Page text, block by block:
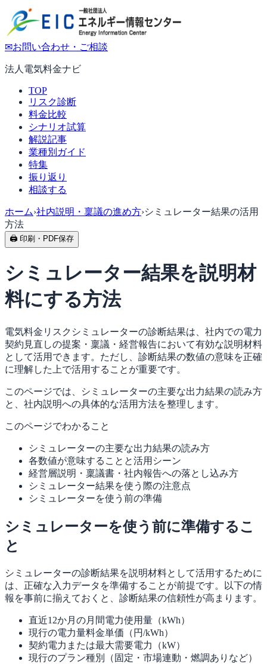
✉お問い合わせ・ご相談
法人電気料金ナビ
TOP
リスク診断
料金比較
シナリオ試算
解説記事
業種別ガイド
特集
振り返り
相談する
ホーム›社内説明・稟議の進め方›シミュレーター結果の活用
方法
🖨 印刷・PDF保存
シミュレーター結果を説明材
料にする方法
電気料金リスクシミュレーターの診断結果は、社内での電力
契約見直しの提案・稟議・経営報告において有効な説明材料
として活用できます。ただし、診断結果の数値の意味を正確
に理解した上で活用することが重要です。
このページでは、シミュレーターの主要な出力結果の読み方
と、社内説明への具体的な活用方法を整理します。
このページでわかること
シミュレーターの主要な出力結果の読み方
各数値が意味することと活用シーン
経営層説明・稟議書・社内報告への落とし込み方
シミュレーター結果を使う際の注意点
シミュレーターを使う前の準備
シミュレーターを使う前に準備するこ
と
シミュレーターの診断結果を説明材料として活用するために
は、正確な入力データを準備することが前提です。以下の情
報を事前に揃えておくと、診断結果の信頼性が高まります。
直近12か月の月間電力使用量（kWh）
現行の電力量料金単価（円/kWh）
契約電力または最大需要電力（kW）
現行のプラン種別（固定・市場連動・燃調ありなど）